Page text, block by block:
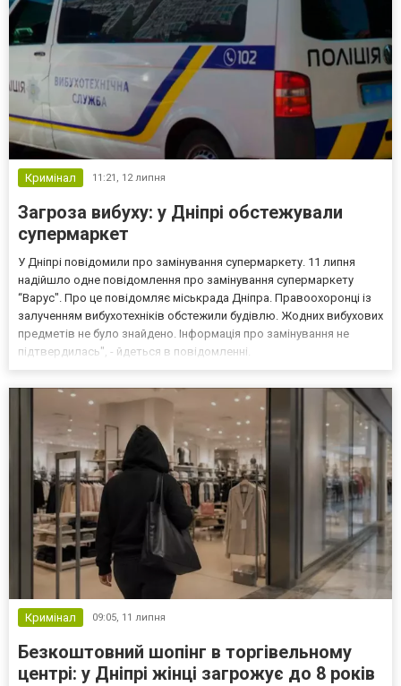
Кримінал 11:21, 12 липня
Загроза вибуху: у Дніпрі обстежували
супермаркет
У Дніпрі повідомили про замінування супермаркету. 11 липня
надійшло одне повідомлення про замінування супермаркету
“Варус". Про це повідомляє міськрада Дніпра. Правоохоронці із
залученням вибухотехніків обстежили будівлю. Жодних вибухових
предметів не було знайдено. Інформація про замінування не
підтвердилась", - йдеться в повідомленні.
Кримінал 09:05, 11 липня
Безкоштовний шопінг в торгівельному
центрі: у Дніпрі жінці загрожує до 8 років